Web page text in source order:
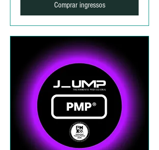
Comprar ingressos